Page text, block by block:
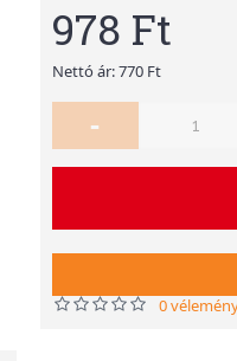
978 Ft
Nettó ár: 770 Ft
-
0